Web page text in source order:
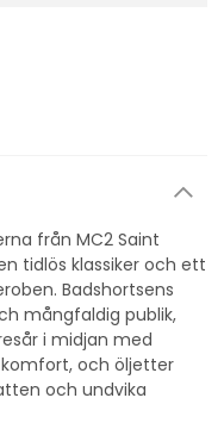
från MC2 Saint
tidlös klassiker och ett
Badshortsens
mångfaldig publik,
i midjan med
och öljetter
och undvika